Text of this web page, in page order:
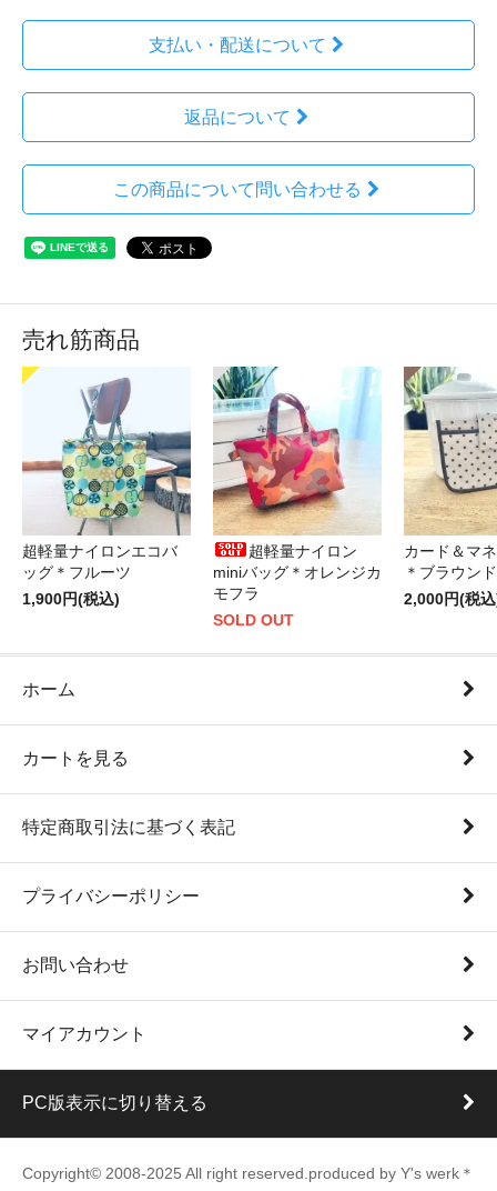
支払い・配送について
返品について
この商品について問い合わせる
売れ筋商品
超軽量ナイロンエコバ
ッグ＊フルーツ
1,900円(税込)
超軽量ナイロン
miniバッグ＊オレンジカ
モフラ
SOLD OUT
カード＆マ
＊ブラウン
2,000円(税
ホーム
カートを見る
特定商取引法に基づく表記
プライバシーポリシー
お問い合わせ
マイアカウント
PC版表示に切り替える
Copyright© 2008-2025 All right reserved.produced by Y's werk＊